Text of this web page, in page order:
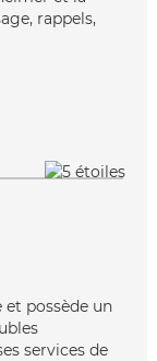
rappels,
et possède un
services de